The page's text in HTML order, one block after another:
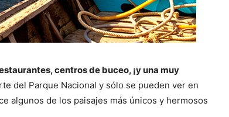
centros de buceo, ¡y una muy
del Parque Nacional y sólo se pueden ver en
algunos de los paisajes más únicos y hermosos